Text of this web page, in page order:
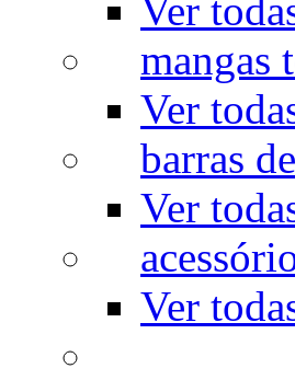
Ver
mangas
Ver
barras
Ver
Ver